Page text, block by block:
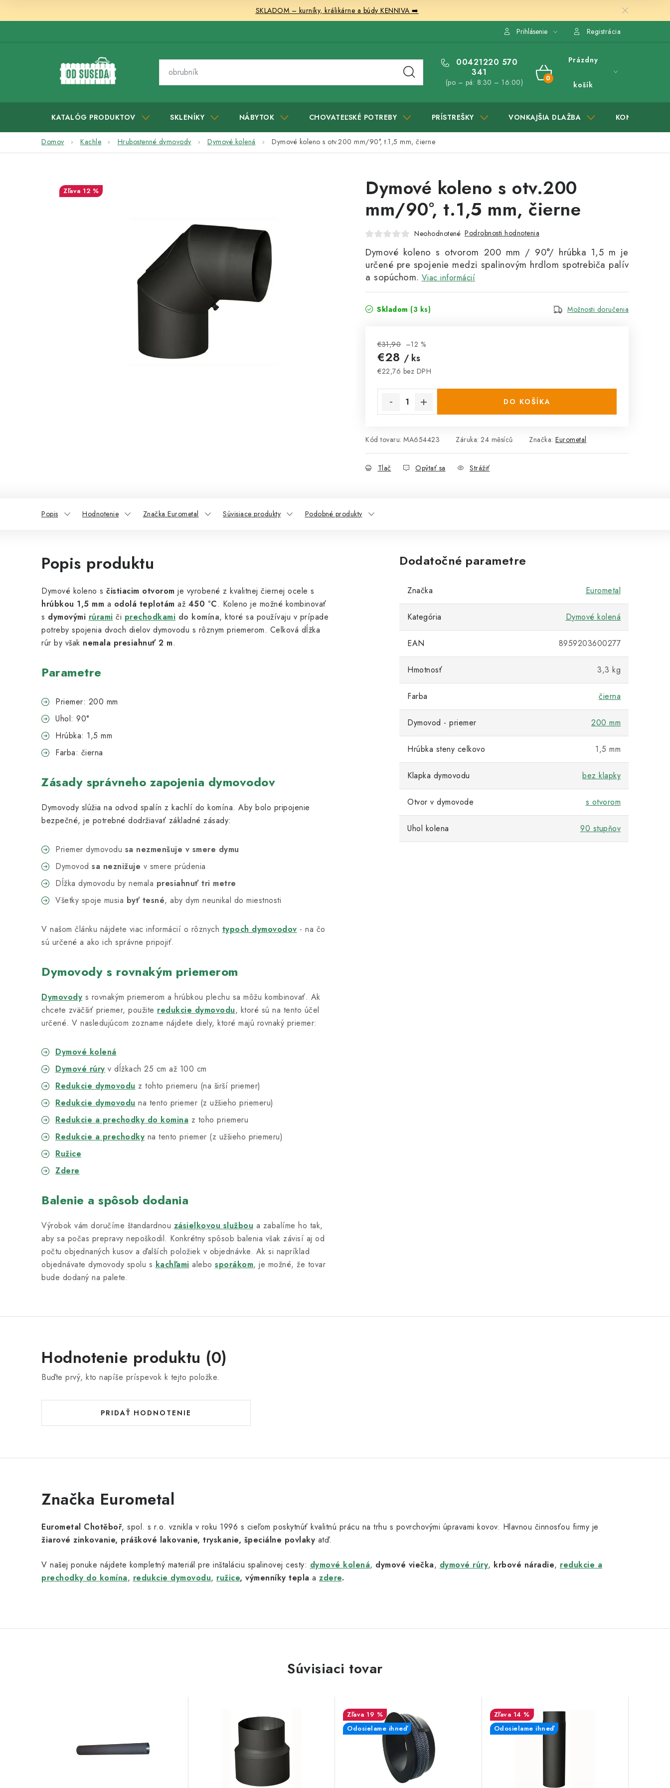
SKLADOM – kurníky, králikárne a búdy KENNIVA ➡️
Prihlásenie Registrácia
00421220 570
341
(po – pá: 8:30 – 16:00)
NÁKUPNÝ
Prázdny
košík
KATALÓG PRODUKTOV SKLENÍKY NÁBYTOK CHOVATEĽSKÉ POTREBY PRÍSTREŠKY VONKAJŠIA DLAŽBA KONTAKTY
Domov Kachle Hrubostenné dymovody Dymové kolená Dymové koleno s otv.200 mm/90°, t.1,5 mm, čierne
Dymové koleno s otv.200
mm/90°, t.1,5 mm, čierne
Neohodnotené Podrobnosti hodnotenia
Dymové koleno s otvorom 200 mm / 90°/ hrúbka 1,5 m je
určené pre spojenie medzi spalinovým hrdlom spotrebiča palív
a sopúchom. Viac informácií
Skladom (3 ks) Možnosti doručenia
€31,90 –12 %
€28 / ks
€22,76 bez DPH
DO KOŠÍKA
Kód tovaru: MA654423 Záruka: 24 měsíců Značka: Eurometal
Tlač Opýtať sa Strážiť
12 %
Popis Hodnotenie Značka Eurometal Súvisiace produkty Podobné produkty
Popis produktu
Dymové koleno s čistiacim otvorom je vyrobené z kvalitnej čiernej ocele s
hrúbkou 1,5 mm a odolá teplotám až 450 °C. Koleno je možné kombinovať
s dymovými rúrami či prechodkami do komína, ktoré sa používaju v prípade
potreby spojenia dvoch dielov dymovodu s rôznym priemerom. Celková dĺžka
rúr by však nemala presiahnuť 2 m.
Parametre
Priemer: 200 mm
Uhol: 90°
Hrúbka: 1,5 mm
Farba: čierna
Zásady správneho zapojenia dymovodov
Dymovody slúžia na odvod spalín z kachlí do komína. Aby bolo pripojenie
bezpečné, je potrebné dodržiavať základné zásady:
Priemer dymovodu sa nezmenšuje v smere dymu
Dymovod sa neznižuje v smere prúdenia
Dĺžka dymovodu by nemala presiahnuť tri metre
Všetky spoje musia byť tesné, aby dym neunikal do miestnosti
V našom článku nájdete viac informácií o rôznych typoch dymovodov - na čo
sú určené a ako ich správne pripojiť.
Dymovody s rovnakým priemerom
Dymovody s rovnakým priemerom a hrúbkou plechu sa môžu kombinovať. Ak
chcete zväčšiť priemer, použite redukcie dymovodu, ktoré sú na tento účel
určené. V nasledujúcom zozname nájdete diely, ktoré majú rovnaký priemer:
Dymové kolená
Dymové rúry v dĺžkach 25 cm až 100 cm
Redukcie dymovodu z tohto priemeru (na širší priemer)
Redukcie dymovodu na tento priemer (z užšieho priemeru)
Redukcie a prechodky do komina z toho priemeru
Redukcie a prechodky na tento priemer (z užšieho priemeru)
Ružice
Zdere
Balenie a spôsob dodania
Výrobok vám doručíme štandardnou zásielkovou službou a zabalíme ho tak,
aby sa počas prepravy nepoškodil. Konkrétny spôsob balenia však závisí aj od
počtu objednaných kusov a ďalších položiek v objednávke. Ak si napríklad
objednávate dymovody spolu s kachľami alebo sporákom, je možné, že tovar
bude dodaný na palete.
Dodatočné parametre
Značka Eurometal
Kategória Dymové kolená
EAN 8959203600277
Hmotnosť 3,3 kg
Farba čierna
Dymovod - priemer 200 mm
Hrúbka steny celkovo 1,5 mm
Klapka dymovodu bez klapky
Otvor v dymovode s otvorom
Uhol kolena 90 stupňov
Hodnotenie produktu (0)
Buďte prvý, kto napíše príspevok k tejto položke.
PRIDAŤ HODNOTENIE
Značka Eurometal
Eurometal Chotěboř, spol. s r.o. vznikla v roku 1996 s cieľom poskytnúť kvalitnú prácu na trhu s povrchovými úpravami kovov. Hlavnou činnosťou firmy je
žiarové zinkovanie, práškové lakovanie, tryskanie, špeciálne povlaky atď.
V našej ponuke nájdete kompletný materiál pre inštaláciu spalinovej cesty: dymové kolená, dymové viečka, dymové rúry, krbové náradie, redukcie a
prechodky do komína, redukcie dymovodu, ružice, výmenníky tepla a zdere.
Súvisiaci tovar
19 %
Odosielame ihneď
14 %
Odosielame ihneď